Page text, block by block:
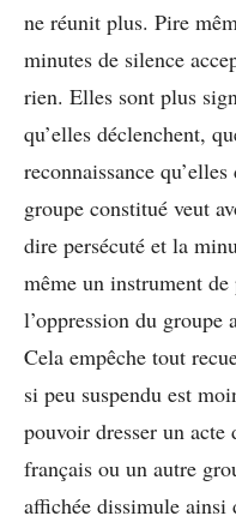
ne réunit plus. Pire
minutes de silence
rien. Elles sont plus
qu’elles déclenchent,
reconnaissance
groupe constitué veut
dire persécuté et la
même un instrument
l’oppression du
Cela empêche tout
si peu suspendu est
pouvoir dresser un acte
français ou un autre
affichée dissimule